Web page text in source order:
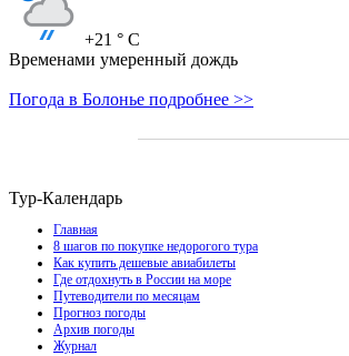
+21 ° C
Временами умеренный дождь
Погода в Болонье подробнее >>
Тур-Календарь
Главная
8 шагов по покупке недорогого тура
Как купить дешевые авиабилеты
Где отдохнуть в России на море
Путеводители по месяцам
Прогноз погоды
Архив погоды
Журнал